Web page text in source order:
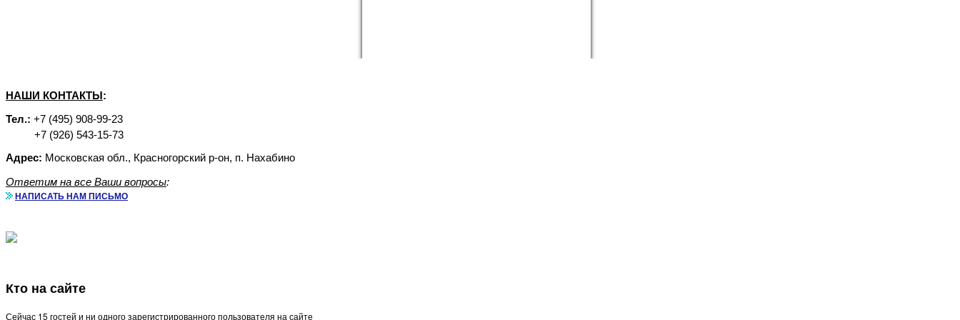
НАШИ КОНТАКТЫ:
Тел.: +7 (495) 908-99-23
+7 (926) 543-15-73
Адрес: Московская обл., Красногорский р-он, п. Нахабино
Ответим на все Ваши вопросы:
НАПИСАТЬ НАМ ПИСЬМО
Кто на сайте
Сейчас 15 гостей и ни одного зарегистрированного пользователя на сайте